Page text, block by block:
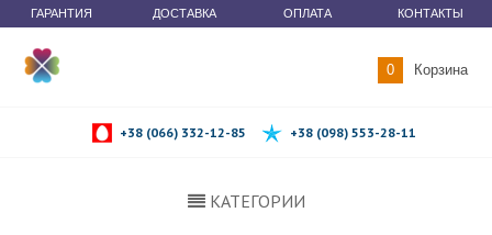
ГАРАНТИЯ ДОСТАВКА ОПЛАТА КОНТАКТЫ
0 Корзина
+38 (066) 332-12-85 +38 (098) 553-28-11
КАТЕГОРИИ